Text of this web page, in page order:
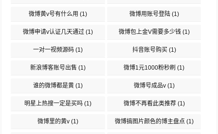
微博黄v号有什么用 (1) 微博用账号登陆(1)
微博申请v认证几天通过 (1) 微博包上金V需要多少钱(1)
一对一视频源码 (1) 抖音账号购买(1)
新浪博客账号出售 (1) 微博1元1000粉秒刷 (1)
谁的微博都是黄 (1) 微博号成品v(1)
明星上热搜一定是买吗 (1) 微博不再看此类推荐(1)
微博里的黄v (1) 微博搞图片颜色的博主盘点 (1)